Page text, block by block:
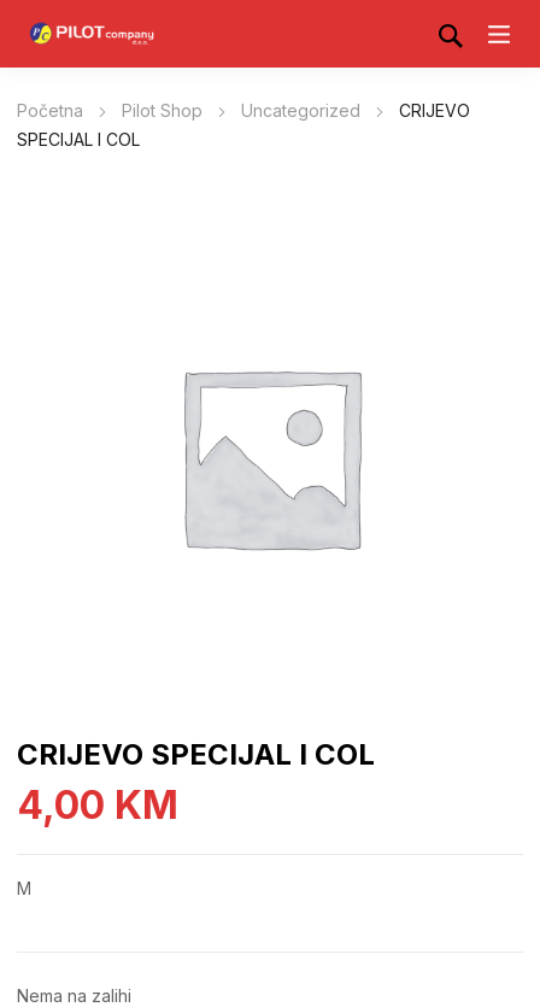
Početna Pilot Shop Uncategorized
CRIJEVO
SPECIJAL I COL
CRIJEVO SPECIJAL I COL
4,00 KM
M
Nema na zalihi